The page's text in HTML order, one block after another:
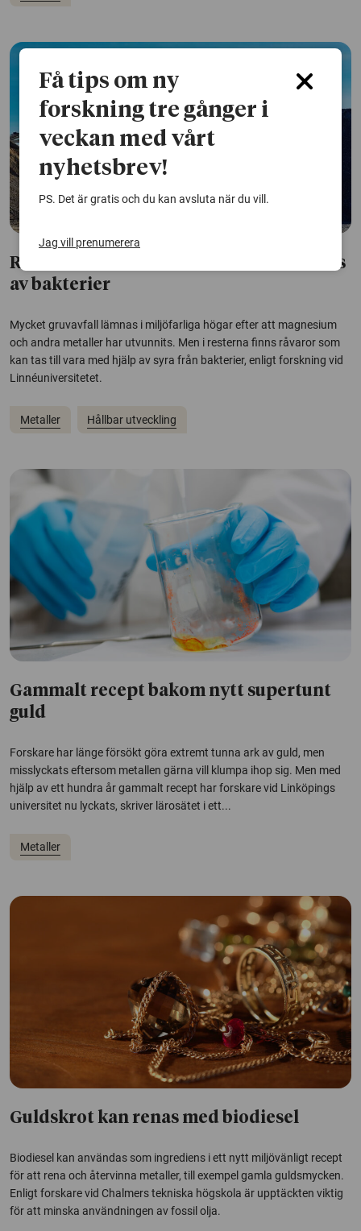
Rester av värdefulla metaller kan räddas
av bakterier
Mycket gruvavfall lämnas i miljöfarliga högar efter att magnesium
och andra metaller har utvunnits. Men i resterna finns råvaror som
kan tas till vara med hjälp av syra från bakterier, enligt forskning vid
Linnéuniversitetet.
Metaller Hållbar utveckling
Gammalt recept bakom nytt supertunt
guld
Forskare har länge försökt göra extremt tunna ark av guld, men
misslyckats eftersom metallen gärna vill klumpa ihop sig. Men med
hjälp av ett hundra år gammalt recept har forskare vid Linköpings
universitet nu lyckats, skriver lärosätet i ett...
Metaller
Guldskrot kan renas med biodiesel
Biodiesel kan användas som ingrediens i ett nytt miljövänligt recept
för att rena och återvinna metaller, till exempel gamla guldsmycken.
Enligt forskare vid Chalmers tekniska högskola är upptäckten viktig
för att minska användningen av fossil olja.
Få tips om ny
forskning tre gånger i
veckan med vårt
nyhetsbrev!
PS. Det är gratis och du kan avsluta när du vill.
Jag vill prenumerera